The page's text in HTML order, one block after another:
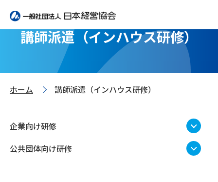
講師派遣（インハウス研修）
ホーム >
講師派遣（インハウス研修）
企業向け研修
公共団体向け研修